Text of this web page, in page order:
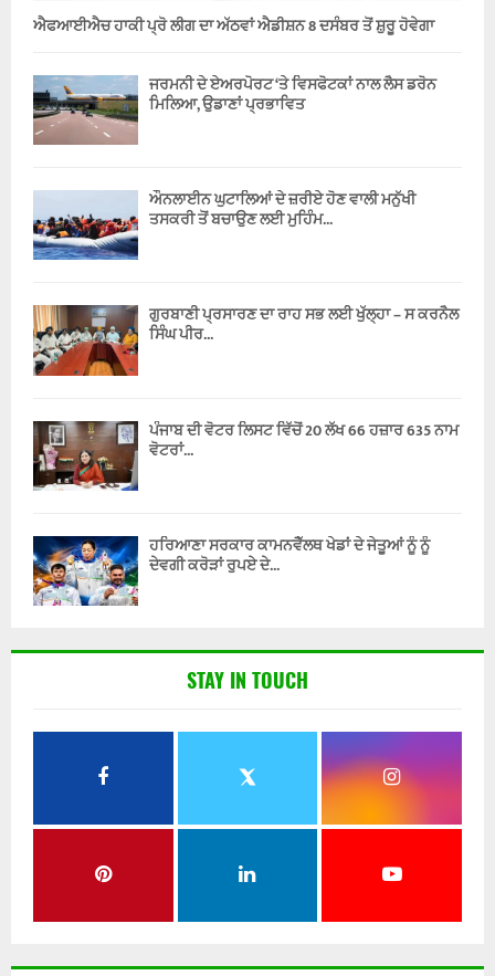
ਐਫਆਈਐਚ ਹਾਕੀ ਪ੍ਰੋ ਲੀਗ ਦਾ ਅੱਠਵਾਂ ਐਡੀਸ਼ਨ 8 ਦਸੰਬਰ ਤੋਂ ਸ਼ੁਰੂ ਹੋਵੇਗਾ
ਜਰਮਨੀ ਦੇ ਏਅਰਪੋਰਟ ‘ਤੇ ਵਿਸਫੋਟਕਾਂ ਨਾਲ ਲੈਸ ਡਰੋਨ
ਮਿਲਿਆ, ਉਡਾਣਾਂ ਪ੍ਰਭਾਵਿਤ
ਔਨਲਾਈਨ ਘੁਟਾਲਿਆਂ ਦੇ ਜ਼ਰੀਏ ਹੋਣ ਵਾਲੀ ਮਨੁੱਖੀ
ਤਸਕਰੀ ਤੋਂ ਬਚਾਉਣ ਲਈ ਮੁਹਿੰਮ...
ਗੁਰਬਾਣੀ ਪ੍ਰਸਾਰਣ ਦਾ ਰਾਹ ਸਭ ਲਈ ਖੁੱਲ੍ਹਾ – ਸ ਕਰਨੈਲ
ਸਿੰਘ ਪੀਰ...
ਪੰਜਾਬ ਦੀ ਵੋਟਰ ਲਿਸਟ ਵਿੱਚੋਂ 20 ਲੱਖ 66 ਹਜ਼ਾਰ 635 ਨਾਮ
ਵੋਟਰਾਂ...
ਹਰਿਆਣਾ ਸਰਕਾਰ ਕਾਮਨਵੈੱਲਥ ਖੇਡਾਂ ਦੇ ਜੇਤੂਆਂ ਨੂੰ ਨੂੰ
ਦੇਵਗੀ ਕਰੋੜਾਂ ਰੁਪਏ ਦੇ...
STAY IN TOUCH